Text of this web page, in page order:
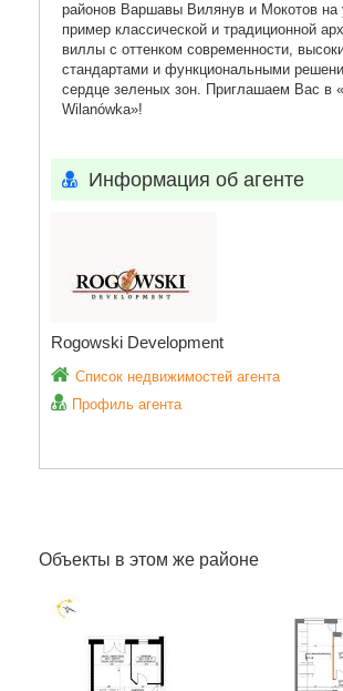
районов Варшавы Вилянув и Мокотов
пример классической и традиционной
виллы с оттенком современности,
стандартами и функциональными
сердце зеленых зон. Приглашаем Вас в
Wilanówka»!
Информация об агенте
Rogowski Development
Список недвижимостей агента
Профиль агента
Объекты в этом же районе